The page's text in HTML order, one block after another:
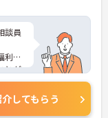
談員
利厚
とが
る
にオ
してもらう